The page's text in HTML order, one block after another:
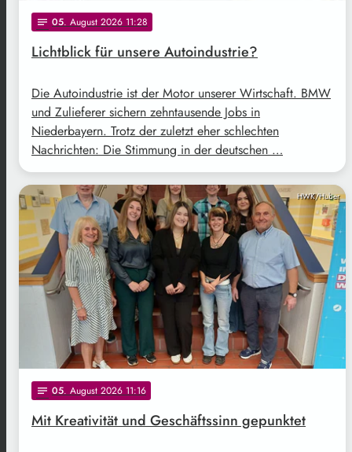
notes 05. August 2026 11:28
Lichtblick für unsere Autoindustrie?
Die Autoindustrie ist der Motor unserer Wirtschaft. BMW
und Zulieferer sichern zehntausende Jobs in
Niederbayern. Trotz der zuletzt eher schlechten
Nachrichten: Die Stimmung in der deutschen …
HWK/Huber
notes 05. August 2026 11:16
Mit Kreativität und Geschäftssinn gepunktet